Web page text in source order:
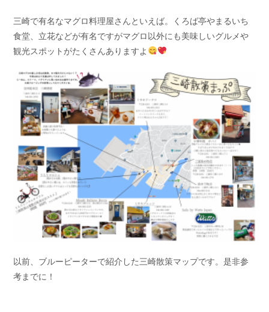
三崎で有名なマグロ料理屋さんといえば。くろば亭やまるいち
食堂、立花などが有名ですがマグロ以外にも美味しいグルメや
観光スポットがたくさんありますよ
以前、ブルーピーターで紹介した三崎散策マップです。是非参
考までに！